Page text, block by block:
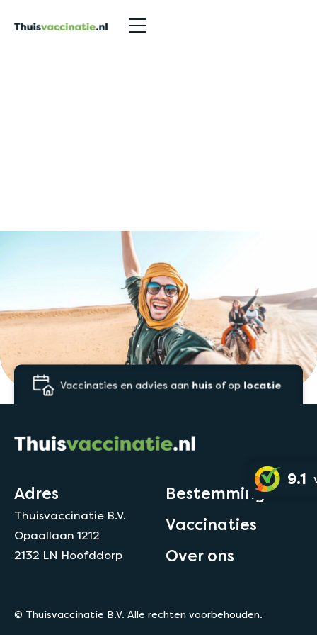
Vaccinaties en advies aan huis of op locatie
9.1
Adres
Thuisvaccinatie B.V.
Opaallaan 1212
2132 LN Hoofddorp
Bestemmingen
Vaccinaties
Over ons
© Thuisvaccinatie B.V. Alle rechten voorbehouden.